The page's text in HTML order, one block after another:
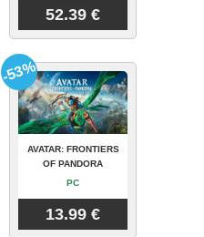
52.39 €
AVATAR: FRONTIERS
OF PANDORA
PC
13.99 €
-53%